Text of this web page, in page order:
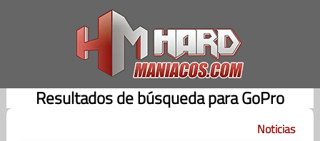
Resultados de búsqueda para GoPro
Noticias